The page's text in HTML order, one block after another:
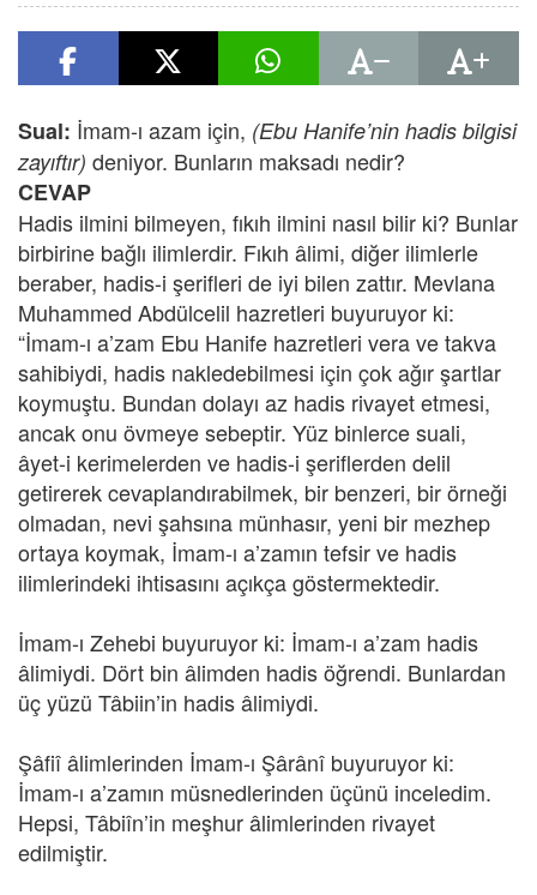
Sual: İmam-ı azam için, (Ebu Hanife’nin hadis bilgisi
zayıftır) deniyor. Bunların maksadı nedir?
CEVAP
Hadis ilmini bilmeyen, fıkıh ilmini nasıl bilir ki? Bunlar
birbirine bağlı ilimlerdir. Fıkıh âlimi, diğer ilimlerle
beraber, hadis-i şerifleri de iyi bilen zattır. Mevlana
Muhammed Abdülcelil hazretleri buyuruyor ki:
“İmam-ı a’zam Ebu Hanife hazretleri vera ve takva
sahibiydi, hadis nakledebilmesi için çok ağır şartlar
koymuştu. Bundan dolayı az hadis rivayet etmesi,
ancak onu övmeye sebeptir. Yüz binlerce suali,
âyet-i kerimelerden ve hadis-i şeriflerden delil
getirerek cevaplandırabilmek, bir benzeri, bir örneği
olmadan, nevi şahsına münhasır, yeni bir mezhep
ortaya koymak, İmam-ı a’zamın tefsir ve hadis
ilimlerindeki ihtisasını açıkça göstermektedir.
İmam-ı Zehebi buyuruyor ki: İmam-ı a’zam hadis
âlimiydi. Dört bin âlimden hadis öğrendi. Bunlardan
üç yüzü Tâbiin’in hadis âlimiydi.
Şâfiî âlimlerinden İmam-ı Şârânî buyuruyor ki:
İmam-ı a’zamın müsnedlerinden üçünü inceledim.
Hepsi, Tâbiîn’in meşhur âlimlerinden rivayet
edilmiştir.